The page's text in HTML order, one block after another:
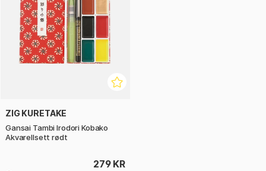
ZIG KURETAKE
Gansai Tambi Irodori Kobako
Akvarellsett rødt
279 KR